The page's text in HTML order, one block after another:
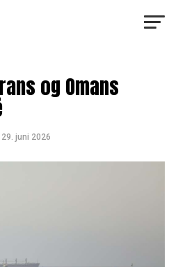
og Omans
29. juni 2026